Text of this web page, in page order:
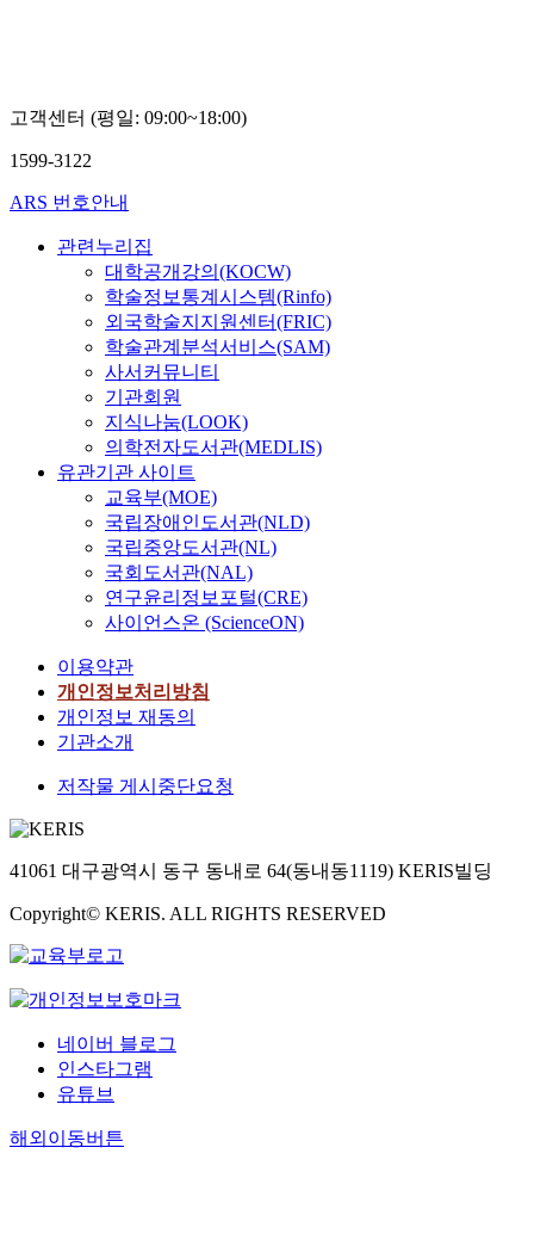
고객센터 (평일: 09:00~18:00)
1599-3122
ARS 번호안내
관련누리집
대학공개강의(KOCW)
학술정보통계시스템(Rinfo)
외국학술지지원센터(FRIC)
학술관계분석서비스(SAM)
사서커뮤니티
기관회원
지식나눔(LOOK)
의학전자도서관(MEDLIS)
유관기관 사이트
교육부(MOE)
국립장애인도서관(NLD)
국립중앙도서관(NL)
국회도서관(NAL)
연구윤리정보포털(CRE)
사이언스온 (ScienceON)
이용약관
개인정보처리방침
개인정보 재동의
기관소개
저작물 게시중단요청
41061 대구광역시 동구 동내로 64(동내동1119) KERIS빌딩
Copyright© KERIS. ALL RIGHTS RESERVED
네이버 블로그
인스타그램
유튜브
해외이동버튼